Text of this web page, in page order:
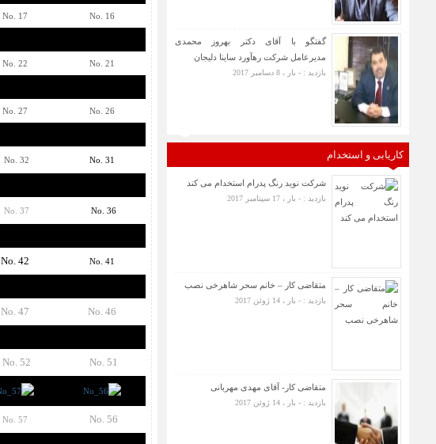
No. 16
No. 17
No. 21
No. 22
No. 26
No. 27
No. 31
No. 32
No. 36
No. 37
No. 41
No. 42
No. 46
No. 47
No. 51
No. 52
No. 56
No. 57
گفتگو با آقای دکتر بهروز محمدی
مدیرعامل شرکت رهآورد ساینا دلیجان
بازدید : - بار ، 8 دسامبر 2017
کاریابی و استخدام
شرکت نوید رنگ پدرام استخدام می کند
بازدید : - بار ، 17 سپتامبر 2017
متقاضی کار – خانم سحر شاهرخی نصب
بازدید : - بار ، 14 ژوئن 2017
متقاضی کار- آقای مهدی مهربانی
بازدید : - بار ، 14 ژوئن 2017